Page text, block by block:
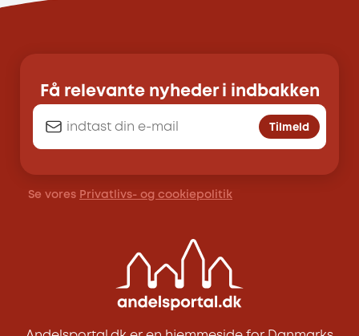
Få relevante nyheder i indbakken
Tilmeld
Se vores Privatlivs- og cookiepolitik